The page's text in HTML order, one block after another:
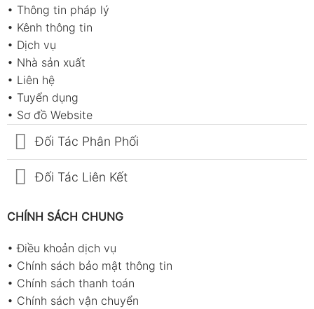
• Thông tin pháp lý
• Kênh thông tin
• Dịch vụ
• Nhà sản xuất
• Liên hệ
• Tuyển dụng
• Sơ đồ Website
Đối Tác Phân Phối
Đối Tác Liên Kết
CHÍNH SÁCH CHUNG
•Điều khoản dịch vụ
• Chính sách bảo mật thông tin
• Chính sách thanh toán
• Chính sách vận chuyển